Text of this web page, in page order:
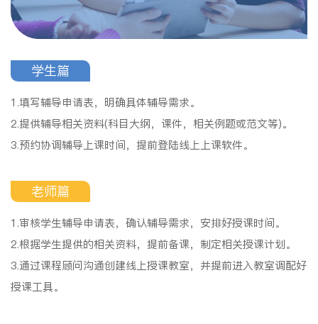
学生篇
1.填写辅导申请表，明确具体辅导需求。
2.提供辅导相关资料(科目大纲，课件，相关例题或范文等)。
3.预约协调辅导上课时间，提前登陆线上上课软件。
老师篇
1.审核学生辅导申请表，确认辅导需求，安排好授课时间。
2.根据学生提供的相关资料，提前备课，制定相关授课计划。
3.通过课程顾问沟通创建线上授课教室，并提前进入教室调配好
授课工具。